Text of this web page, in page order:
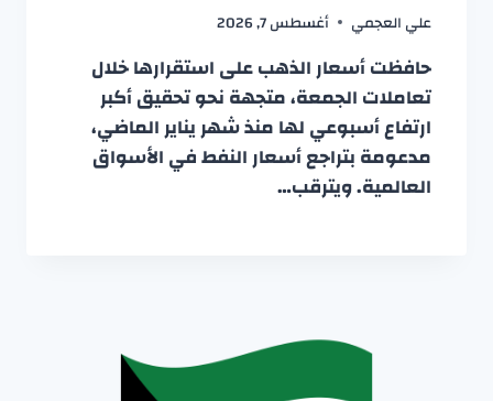
علي العجمي أغسطس 7, 2026
حافظت أسعار الذهب على استقرارها خلال
تعاملات الجمعة، متجهة نحو تحقيق أكبر
ارتفاع أسبوعي لها منذ شهر يناير الماضي،
مدعومة بتراجع أسعار النفط في الأسواق
العالمية. ويترقب…